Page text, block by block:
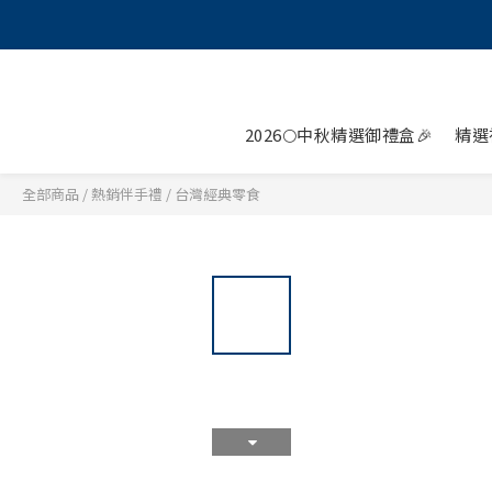
2026🌕中秋精選御禮盒🎉 精
全部商品 /熱銷伴手禮 / 台灣經典零食